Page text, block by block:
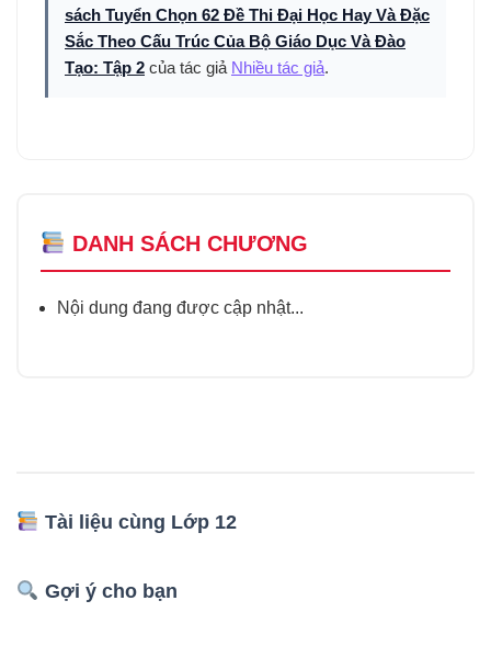
sách Tuyển Chọn 62 Đề Thi Đại Học Hay Và Đặc
Sắc Theo Cấu Trúc Của Bộ Giáo Dục Và Đào
Tạo: Tập 2 của tác giả Nhiều tác giả.
DANH SÁCH CHƯƠNG
Nội dung đang được cập nhật...
Tài liệu cùng Lớp 12
Gợi ý cho bạn